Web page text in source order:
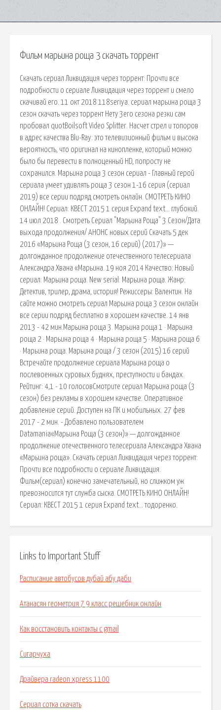
Фильм марьина роща 3 скачать торрент
Скачать сериал Ликвидация через торрент: Прочти все
подробности о сериале Ликвидация через торрент и смело
скачивай его. 11 окт 2018 118seriya. сериал марьина роща 3
сезон скачать через торрент Нету 3его сезона резки сам
пробовал quotBoilsoft Video Splitter. Насчет стрел и топоров
в адрес качества Blu-Ray: это телевизионный фильм и высока
вероятность, что оригинал на кинопленке, который можно
было бы перевести в полноценный HD, попросту не
сохранился. Марьина роща 3 сезон сериал - Главный герой
сериала умеет удивлять роща 3 сезон 1-16 серия (сериал
2019) все серии подряд смотреть онлайн. СМОТРЕТЬ КИНО
ОНЛАЙН! Сериал: КВЕСТ 2015 1 серия Expand text… глубокий.
14 июл 2018 . Смотреть Сериал "Марьина Роща" 3 Сезон/Дата
выхода продолжения/ АНОНС новых серий Скачать 5 дек
2016 «Марьина Роща (3 сезон, 16 серий) (2017)» —
долгожданное продолжение отечественного телесериала
Александра Хвана «Марьина. 19 ноя 2014 Качество: Новый
сериал: Марьина роща. New serial: Марьина роща. Жанр:
Детектив, трилер, драма, история! Режиссеры: Валентин. На
сайте можно смотреть сериал Марьина роща 3 сезон онлайн
все серии подряд бесплатно в хорошем качестве. 14 янв
2013 - 42 мин.Марьина роща 3. Марьина роща 1 · Марьина
роща 2 · Марьина роща 4 · Марьина роща 5 · Марьина роща 6
· Марьина роща. Марьина роща / 3 сезон (2015) 16 серий
Встречайте продолжение сериала Марьина роща о
послевоенных суровых буднях, преступности и бандах.
Рейтинг: 4,1 - 10 голосовСмотрите сериал Марьина роща (3
сезон) без рекламы в хорошем качестве. Оперативное
добавление серий. Доступен на ПК и мобильных. 27 фев
2017 - 2 мин. - Добавлено пользователем
Datamania«Марьина Роща (3 сезон)» — долгожданное
продолжение отечественного телесериала Александра Хвана
«Марьина роща». Скачать сериал Ликвидация через торрент:
Прочти все подробности о сериале Ликвидация.
Фильм(сериал) конечно замечательный, но слижком уж
превозносится тут служба сыска. СМОТРЕТЬ КИНО ОНЛАЙН!
Сериал: КВЕСТ 2015 1 серия Expand text… тодоренко.
Links to Important Stuff
Расписание автобусов дубай абу даби
Атанасян геометрия 7 9 класс решебник онлайн
Как восстановить контакты с gmail
Сигарчуха
Драйвера radeon xpress 1100
Сериал сотка скачать